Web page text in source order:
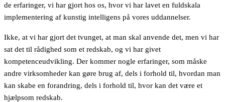
de erfaringer, vi har gjort hos os, hvor vi har lavet en fuldskala
implementering af kunstig intelligens på vores uddannelser.
Ikke, at vi har gjort det tvunget, at man skal anvende det, men vi har
sat det til rådighed som et redskab, og vi har givet
kompetenceudvikling. Der kommer nogle erfaringer, som måske
andre virksomheder kan gøre brug af, dels i forhold til, hvordan man
kan skabe en forandring, dels i forhold til, hvor kan det være et
hjælpsom redskab.